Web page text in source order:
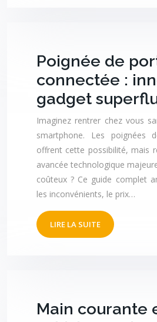
Poignée de
connectée :
gadget
Imaginez rentrer chez vous
smartphone. Les poignées
offrent cette possibilité, mais
avancée technologique
coûteux ? Ce guide complet
les inconvénients, le prix…
LIRE LA SUITE
Main courante